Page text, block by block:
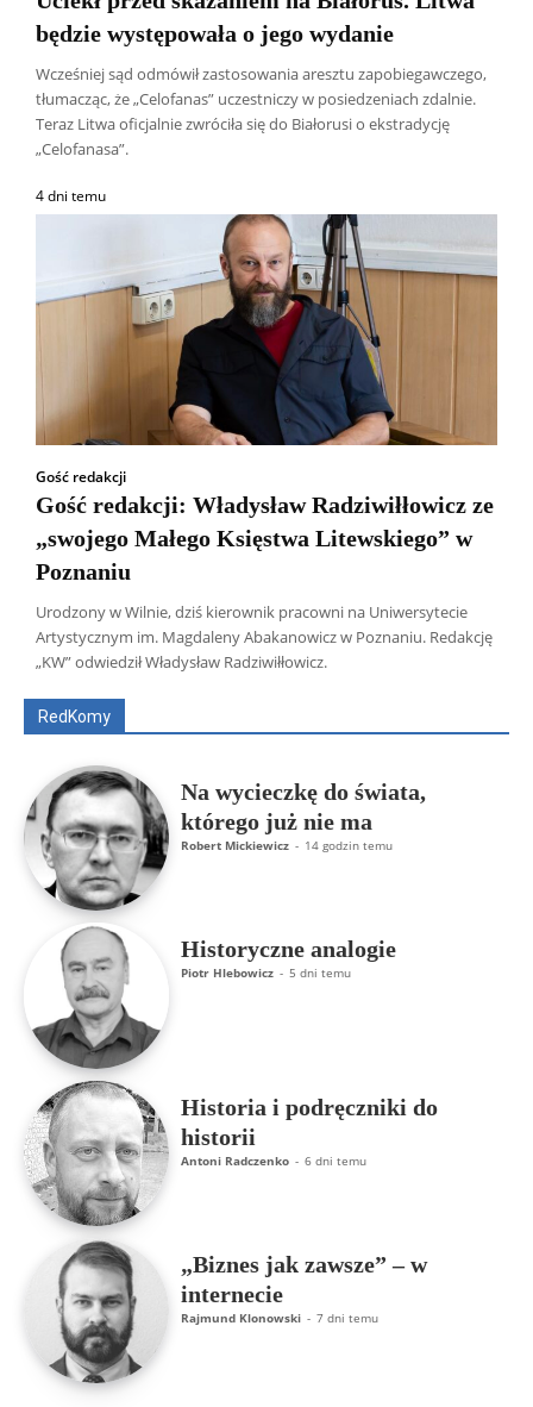
będzie występowała o jego wydanie
Wcześniej sąd odmówił zastosowania aresztu zapobiegawczego,
tłumacząc, że „Celofanas” uczestniczy w posiedzeniach zdalnie.
Teraz Litwa oficjalnie zwróciła się do Białorusi o ekstradycję
„Celofanasa”.
4 dni temu
Gość redakcji
Gość redakcji: Władysław Radziwiłłowicz ze
„swojego Małego Księstwa Litewskiego” w
Poznaniu
Urodzony w Wilnie, dziś kierownik pracowni na Uniwersytecie
Artystycznym im. Magdaleny Abakanowicz w Poznaniu. Redakcję
„KW” odwiedził Władysław Radziwiłłowicz.
RedKomy
Wszyscy Aleksander Borowik
Antoni Radczenko
Artur Płokszto
Grzegorz Górny
ks. Jarosław Wąsowicz SDB
Na wycieczkę do świata,
którego już nie ma
Robert Mickiewicz - 14 godzin temu
Historyczne analogie
Piotr Hlebowicz - 5 dni temu
Historia i podręczniki do
historii
Antoni Radczenko - 6 dni temu
„Biznes jak zawsze” – w
internecie
Rajmund Klonowski - 7 dni temu